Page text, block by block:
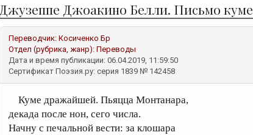
Джузеппе Джоакино Белли. Письмо куме
Переводчик: Косиченко Бр
Отдел (рубрика, жанр): Переводы
Дата и время публикации: 06.04.2019, 11:59:50
Сертификат Поэзия.ру: серия 1839 № 142458
Куме дражайшей. Пьяцца Монтанара,
декада после нон, сего числа.
Начну с печальной вести: за клошара